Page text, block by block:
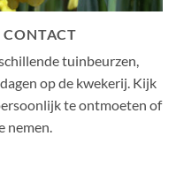
tuinbeurzen,
op de kwekerij. Kijk
te ontmoeten of
nemen.